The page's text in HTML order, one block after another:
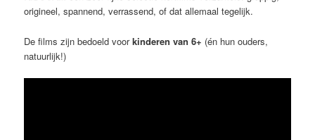
origineel, spannend, verrassend, of dat allemaal tegelijk.
De films zijn bedoeld voorkinderen van 6+ (én hun ouders,
natuurlijk!)